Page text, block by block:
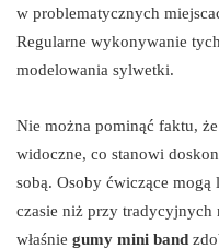
w problematycznych
Regularne wykonywanie
modelowania sylwetki.
Nie można pominąć faktu,
widoczne, co stanowi
sobą. Osoby ćwiczące
czasie niż przy tradycyjnych
właśnie gumy mini band